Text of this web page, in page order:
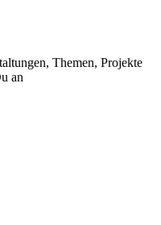
Themen, Projekte
an